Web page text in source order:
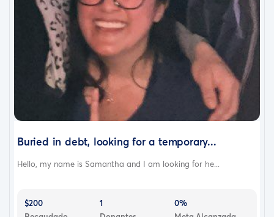
Buried in debt, looking for a temporary...
Hello, my name is Samantha and I am looking for he...
$200
1
0%